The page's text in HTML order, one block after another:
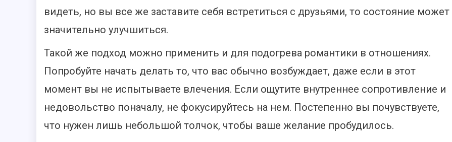
видеть, но вы все же заставите себя встретиться с друзьями, то состояние может
значительно улучшиться.
Такой же подход можно применить и для подогрева романтики в отношениях.
Попробуйте начать делать то, что вас обычно возбуждает, даже если в этот
момент вы не испытываете влечения. Если ощутите внутреннее сопротивление и
недовольство поначалу, не фокусируйтесь на нем. Постепенно вы почувствуете,
что нужен лишь небольшой толчок, чтобы ваше желание пробудилось.